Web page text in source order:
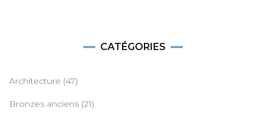
CATÉGORIES
Architecture (47)
Bronzes anciens (21)